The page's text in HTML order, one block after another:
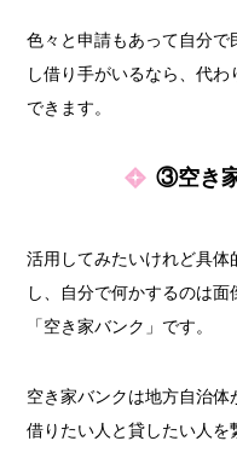
色々と申請もあって自分で
し借り手がいるなら、代
できます。
③空き
活用してみたいけれど具
し、自分で何かするのは
「空き家バンク」です。
空き家バンクは地方自治
借りたい人と貸したい人を